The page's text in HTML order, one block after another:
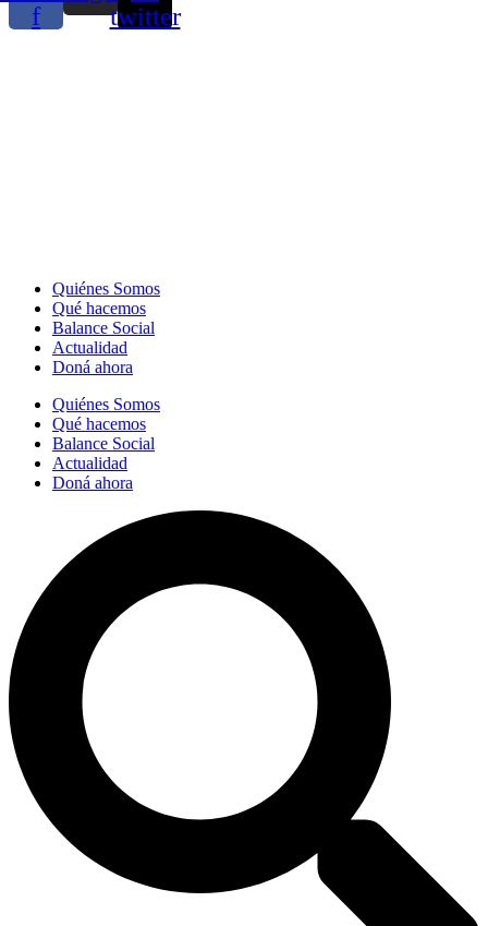
f
twitter
Quiénes Somos
Qué hacemos
Balance Social
Actualidad
Doná ahora
Quiénes Somos
Qué hacemos
Balance Social
Actualidad
Doná ahora